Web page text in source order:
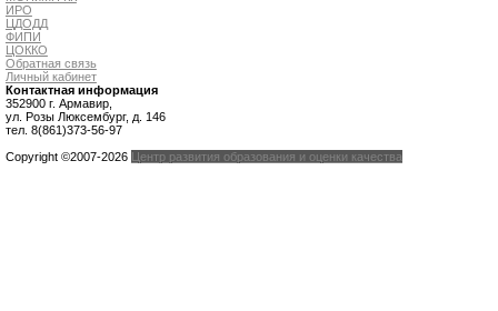
ИРО
ЦДОДД
ФИПИ
ЦОККО
Обратная связь
Личный кабинет
Контактная информация
352900 г. Армавир,
ул. Розы Люксембург, д. 146
тел. 8(861)373-56-97
Copyright ©2007-2026 Центр развития образования и оценки качества